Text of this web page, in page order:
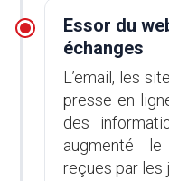
Essor du
échanges
L’email, les
presse en
des
augmenté
reçues par les